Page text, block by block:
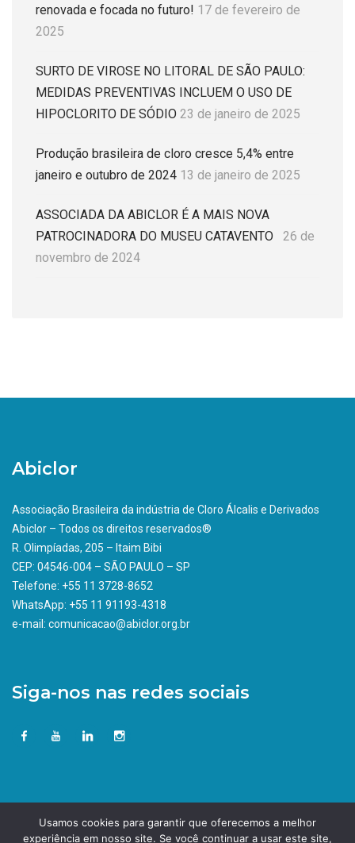
renovada e focada no futuro! 17 de fevereiro de
2025
SURTO DE VIROSE NO LITORAL DE SÃO PAULO:
MEDIDAS PREVENTIVAS INCLUEM O USO DE
HIPOCLORITO DE SÓDIO 23 de janeiro de 2025
Produção brasileira de cloro cresce 5,4% entre
janeiro e outubro de 2024 13 de janeiro de 2025
ASSOCIADA DA ABICLOR É A MAIS NOVA
PATROCINADORA DO MUSEU CATAVENTO
26 de
novembro de 2024
Abiclor
Associação Brasileira da indústria de Cloro Álcalis e Derivados
Abiclor – Todos os direitos reservados®
R. Olimpíadas, 205 – Itaim Bibi
CEP: 04546-004 – SÃO PAULO – SP
Telefone: +55 11 3728-8652
WhatsApp: +55 11 91193-4318
e-mail: comunicacao@abiclor.org.br
Siga-nos nas redes sociais
Usamos cookies para garantir que oferecemos a melhor
experiência em nosso site. Se você continuar a usar este site,